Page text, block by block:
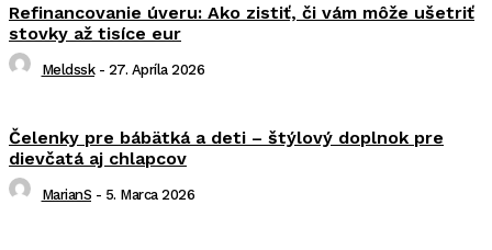
Refinancovanie úveru: Ako zistiť, či vám môže ušetriť
stovky až tisíce eur
Meldssk - 27. Apríla 2026
Čelenky pre bábätká a deti – štýlový doplnok pre
dievčatá aj chlapcov
MarianS - 5. Marca 2026